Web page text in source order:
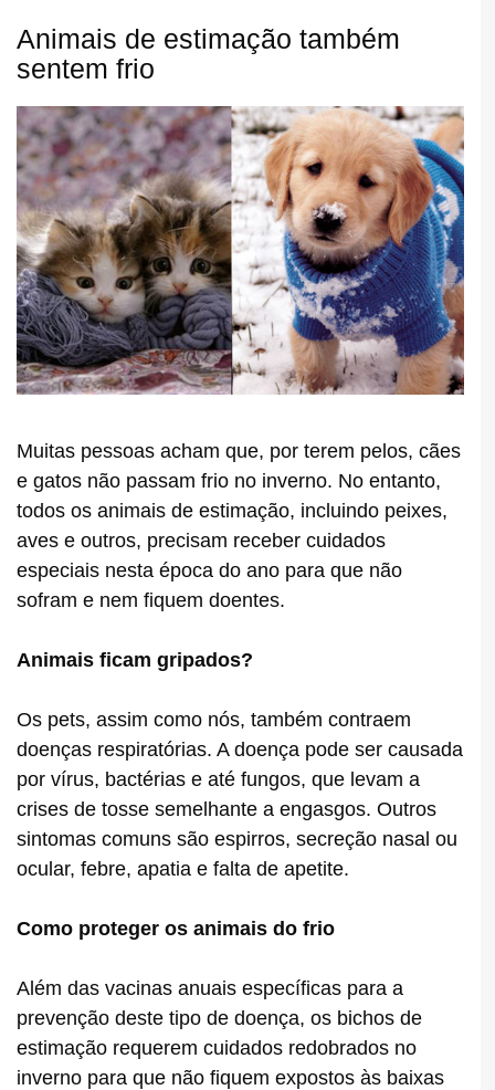
Animais de estimação também
sentem frio
Muitas pessoas acham que, por terem pelos, cães
e gatos não passam frio no inverno. No entanto,
todos os animais de estimação, incluindo peixes,
aves e outros, precisam receber cuidados
especiais nesta época do ano para que não
sofram e nem fiquem doentes.
Animais ficam gripados?
Os pets, assim como nós, também contraem
doenças respiratórias. A doença pode ser causada
por vírus, bactérias e até fungos, que levam a
crises de tosse semelhante a engasgos. Outros
sintomas comuns são espirros, secreção nasal ou
ocular, febre, apatia e falta de apetite.
Como proteger os animais do frio
Além das vacinas anuais específicas para a
prevenção deste tipo de doença, os bichos de
estimação requerem cuidados redobrados no
inverno para que não fiquem expostos às baixas